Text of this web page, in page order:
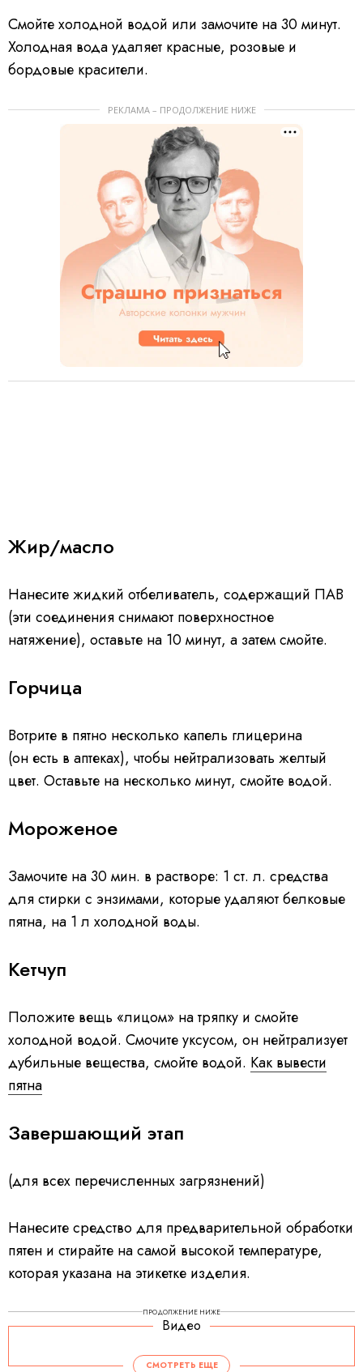
Смойте холодной водой или замочите на 30 минут.
Холодная вода удаляет красные, розовые и
бордовые красители.
РЕКЛАМА – ПРОДОЛЖЕНИЕ НИЖЕ
Жир/масло
Нанесите жидкий отбеливатель, содержащий ПАВ
(эти соединения снимают поверхностное
натяжение), оставьте на 10 минут, а затем смойте.
Горчица
Вотрите в пятно несколько капель глицерина
(он есть в аптеках), чтобы нейтрализовать желтый
цвет. Оставьте на несколько минут, смойте водой.
Мороженое
Замочите на 30 мин. в растворе: 1 ст. л. средства
для стирки с энзимами, которые удаляют белковые
пятна, на 1 л холодной воды.
Кетчуп
Положите вещь «лицом» на тряпку и смойте
холодной водой. Смочите уксусом, он нейтрализует
дубильные вещества, смойте водой. Как вывести
пятна
Завершающий этап
(для всех перечисленных загрязнений)
Нанесите средство для предварительной обработки
пятен и стирайте на самой высокой температуре,
которая указана на этикетке изделия.
ПРОДОЛЖЕНИЕ НИЖЕ
Видео
СМОТРЕТЬ ЕЩЕ